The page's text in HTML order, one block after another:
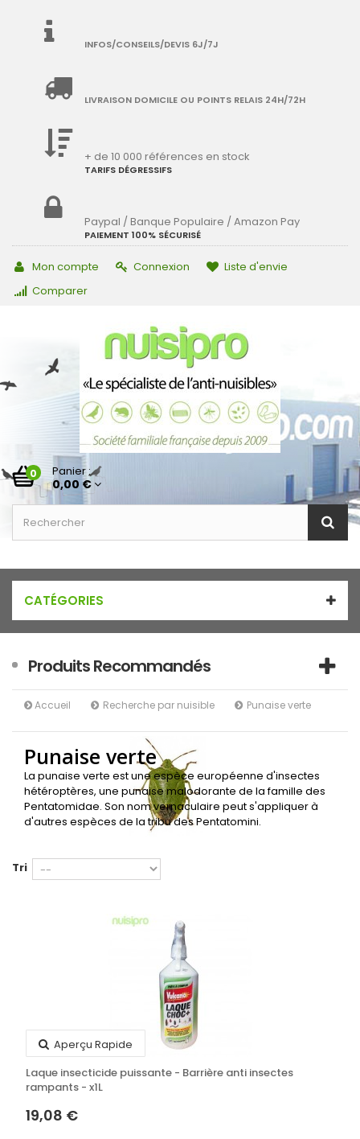
INFOS/CONSEILS/DEVIS 6J/7J
LIVRAISON DOMICILE OU POINTS RELAIS 24H/72H
+ de 10 000 références en stock
TARIFS DÉGRESSIFS
Paypal / Banque Populaire / Amazon Pay
PAIEMENT 100% SÉCURISÉ
Mon compte Connexion
Liste d'envie
Comparer
0 Panier :
0,00 €
CATÉGORIES
Produits Recommandés
Accueil Recherche par nuisible Punaise verte
Punaise verte
La punaise verte est une espèce européenne d'insectes
hétéroptères, une punaise malodorante de la famille des
Pentatomidae. Son nom vernaculaire peut s'appliquer à
d'autres espèces de la tribu des Pentatomini.
Tri
Aperçu Rapide
Laque insecticide puissante - Barrière anti insectes
rampants - x1L
19,08 €